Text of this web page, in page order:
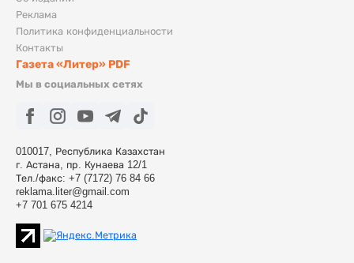
Реклама
Политика конфиденциальности
Контакты
Газета «Литер» PDF
Мы в социальных сетях
010017, Республика Казахстан
г. Астана, пр. Кунаева 12/1
Тел./факс: +7 (7172) 76 84 66
reklama.liter@gmail.com
+7 701 675 4214